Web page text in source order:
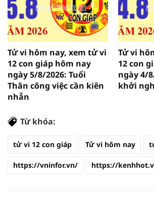
Tử vi hôm nay, xem tử vi
12 con giáp hôm nay
ngày 5/8/2026: Tuổi
Thân công việc cần kiên
nhẫn
Tử vi
12 con
ngày 4/
khởi
Từ khóa:
tử vi 12 con giáp Tử vi hôm nay
https://vninfor.vn/ https://